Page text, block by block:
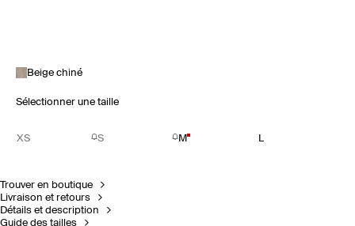
Beige chiné
Sélectionner une taille
XS S M L
Trouver en boutique
Livraison et retours
Détails et description
Guide des tailles